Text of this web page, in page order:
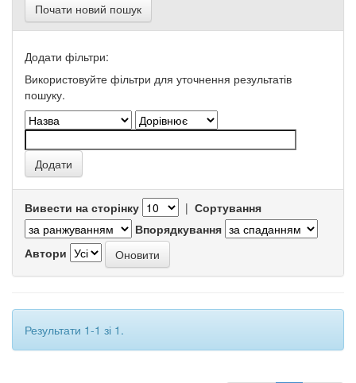
Почати новий пошук
Додати фільтри:
Використовуйте фільтри для уточнення результатів
пошуку.
Вивести на сторінку | Сортування
Впорядкування
Автори
Результати 1-1 зі 1.